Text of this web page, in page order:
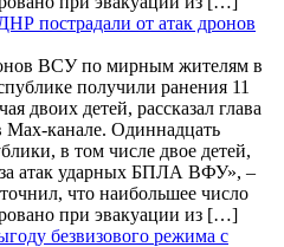
пострадали от атак дронов
ВСУ по мирным жителям в
получили ранения 11
двоих детей, рассказал глава
канале. Одиннадцать
в том числе двое детей,
за атак ударных БПЛА ВФУ», –
что наибольшее число
при эвакуации из […]
безвизового режима с